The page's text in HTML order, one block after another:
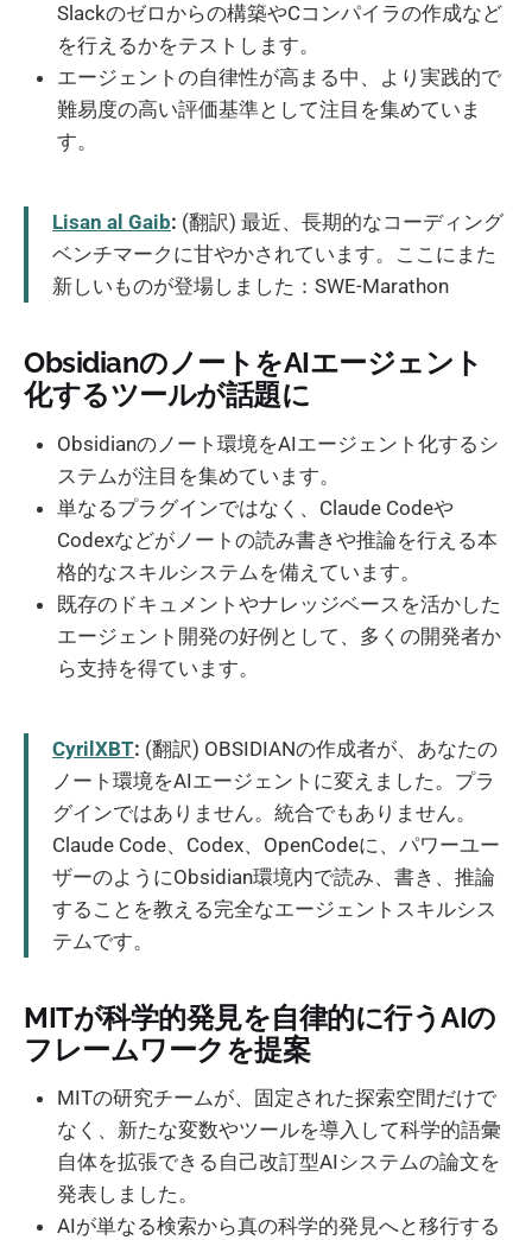
Slackのゼロからの構築やCコンパイラの作成など
を行えるかをテストします。
エージェントの自律性が高まる中、より実践的で
難易度の高い評価基準として注目を集めていま
す。
Lisan al Gaib: (翻訳) 最近、長期的なコーディング
ベンチマークに甘やかされています。ここにまた
新しいものが登場しました：SWE-Marathon
ObsidianのノートをAIエージェント
化するツールが話題に
Obsidianのノート環境をAIエージェント化するシ
ステムが注目を集めています。
単なるプラグインではなく、Claude Codeや
Codexなどがノートの読み書きや推論を行える本
格的なスキルシステムを備えています。
既存のドキュメントやナレッジベースを活かした
エージェント開発の好例として、多くの開発者か
ら支持を得ています。
CyrilXBT: (翻訳) OBSIDIANの作成者が、あなたの
ノート環境をAIエージェントに変えました。プラ
グインではありません。統合でもありません。
Claude Code、Codex、OpenCodeに、パワーユー
ザーのようにObsidian環境内で読み、書き、推論
することを教える完全なエージェントスキルシス
テムです。
MITが科学的発見を自律的に行うAIの
フレームワークを提案
MITの研究チームが、固定された探索空間だけで
なく、新たな変数やツールを導入して科学的語彙
自体を拡張できる自己改訂型AIシステムの論文を
発表しました。
AIが単なる検索から真の科学的発見へと移行する